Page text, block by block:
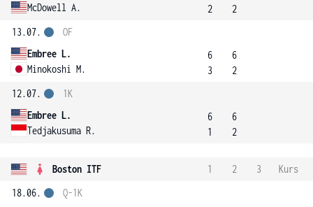
McDowell A.
2
2
13.07.
Embree L.
Minokoshi M.
OF
6
3
6
2
12.07.
Embree L.
Tedjakusuma R.
1K
6
1
6
2
Boston ITF 1 2 3
Kurs
18.06.
Q-1K